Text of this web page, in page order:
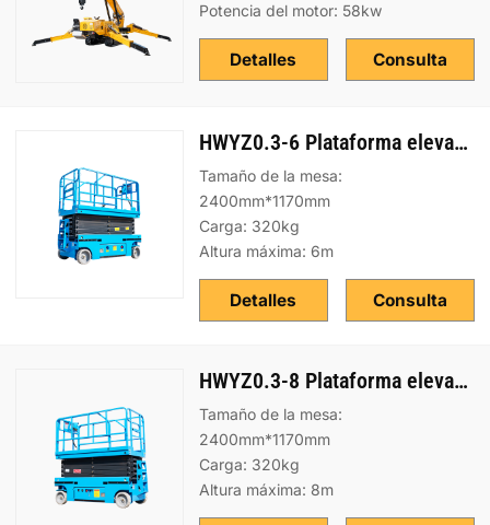
Potencia del motor: 58kw
Consulta
Detalles
HWYZ0.3-6 Plataforma elevadora sobre ruedas
Tamaño de la mesa:
2400mm*1170mm
Carga: 320kg
Altura máxima: 6m
Consulta
Detalles
HWYZ0.3-8 Plataforma elevadora sobre ruedas
Tamaño de la mesa:
2400mm*1170mm
Carga: 320kg
Altura máxima: 8m